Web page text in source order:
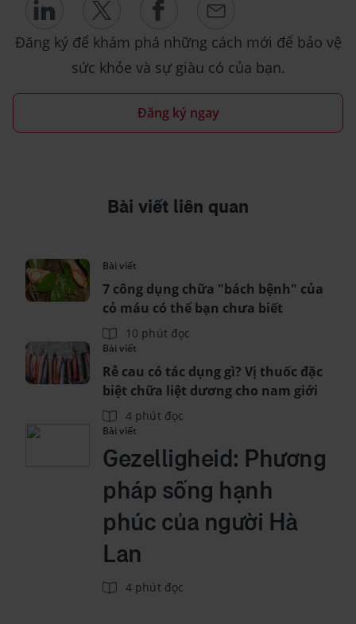
Đăng ký để khám phá những cách mới để bảo vệ
sức khỏe và sự giàu có của bạn.
Đăng ký ngay
Bài viết liên quan
Bài viết
7 công dụng chữa "bách bệnh" của
cỏ máu có thể bạn chưa biết
10 phút đọc
Bài viết
Rễ cau có tác dụng gì? Vị thuốc đặc
biệt chữa liệt dương cho nam giới
4 phút đọc
Bài viết
Gezelligheid: Phương
pháp sống hạnh
phúc của người Hà
Lan
4 phút đọc